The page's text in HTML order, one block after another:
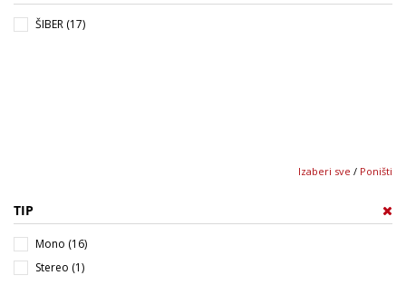
ŠIBER (17)
Izaberi sve / Poništi
TIP
Mono (16)
Stereo (1)